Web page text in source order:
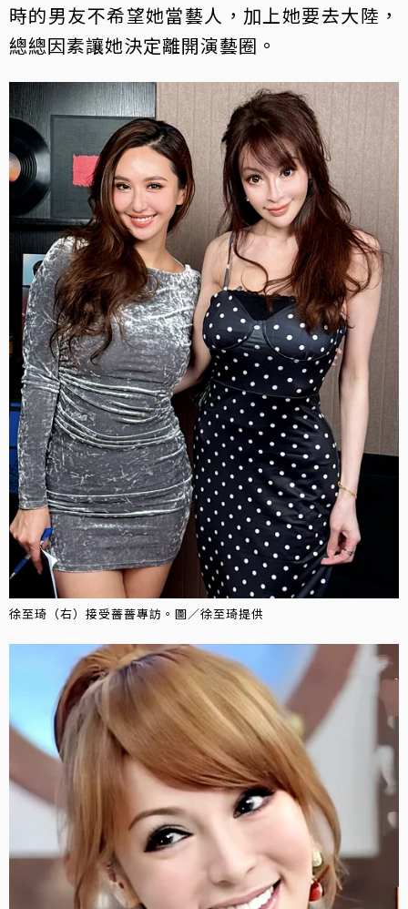
時的男友不希望她當藝人，加上她要去大陸，
總總因素讓她決定離開演藝圈。
徐至琦（右）接受薔薔專訪。圖／徐至琦提供